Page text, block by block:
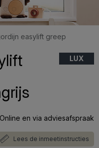
easylift greep
LUX
Online en via adviesafspraak
Lees de inmeetinstructies